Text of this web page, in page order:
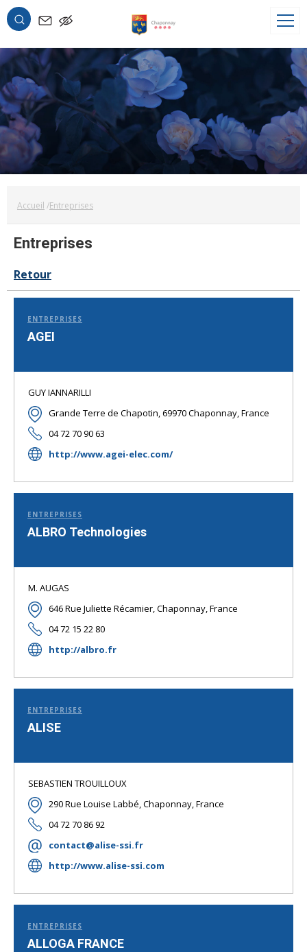
OK
Accueil Entreprises
Entreprises
Retour
ENTREPRISES
AGEI
GUY IANNARILLI
Grande Terre de Chapotin, 69970 Chaponnay, France
04 72 70 90 63
http://www.agei-elec.com/
ENTREPRISES
ALBRO Technologies
M. AUGAS
646 Rue Juliette Récamier, Chaponnay, France
04 72 15 22 80
http://albro.fr
ENTREPRISES
ALISE
SEBASTIEN TROUILLOUX
290 Rue Louise Labbé, Chaponnay, France
04 72 70 86 92
contact@alise-ssi.fr
http://www.alise-ssi.com
ENTREPRISES
ALLOGA FRANCE